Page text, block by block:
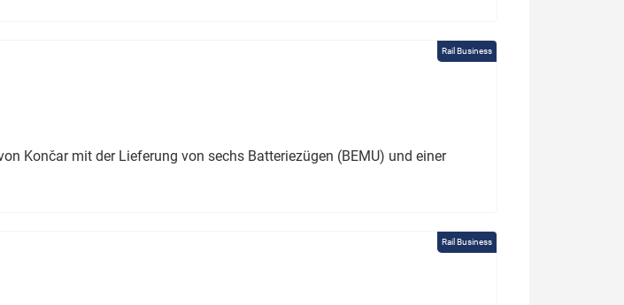
Rail Business
Končar mit der Lieferung von sechs Batteriezügen (BEMU) und einer
Rail Business